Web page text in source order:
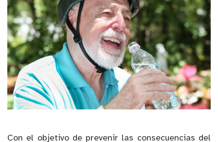
Con el objetivo de prevenir las consecuencias del